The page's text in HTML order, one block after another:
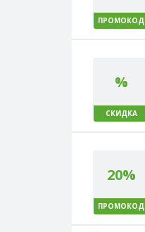
ПРОМОКОД
%
СКИДКА
20%
ПРОМОКОД